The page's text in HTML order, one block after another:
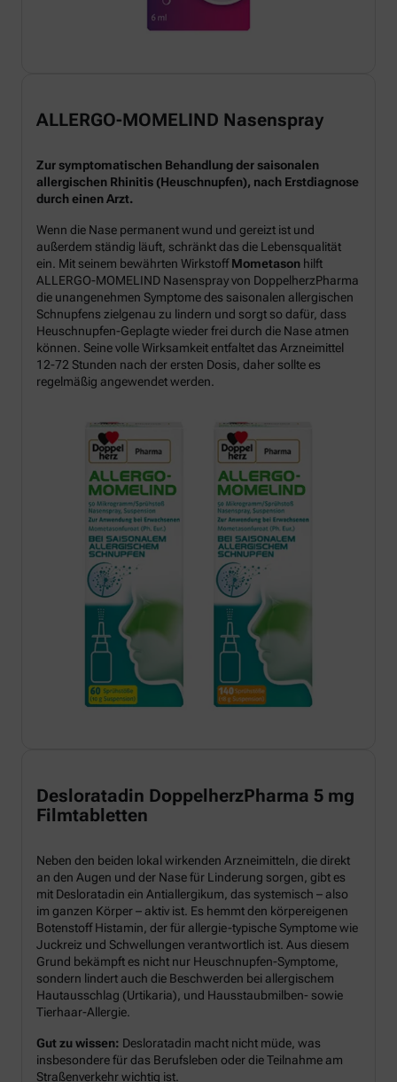
ALLERGO-MOMELIND Nasenspray
Zur symptomatischen Behandlung der saisonalen
allergischen Rhinitis (Heuschnupfen), nach Erstdiagnose
durch einen Arzt.
Wenn die Nase permanent wund und gereizt ist und
außerdem ständig läuft, schränkt das die Lebensqualität
ein. Mit seinem bewährten WirkstoffMometason hilft
ALLERGO-MOMELIND Nasenspray von DoppelherzPharma
die unangenehmen Symptome des saisonalen allergischen
Schnupfens zielgenau zu lindern und sorgt so dafür, dass
Heuschnupfen-Geplagte wieder frei durch die Nase atmen
können. Seine volle Wirksamkeit entfaltet das Arzneimittel
12-72 Stunden nach der ersten Dosis, daher sollte es
regelmäßig angewendet werden.
Desloratadin DoppelherzPharma 5 mg
Filmtabletten
Neben den beiden lokal wirkenden Arzneimitteln, die direkt
an den Augen und der Nase für Linderung sorgen, gibt es
mit Desloratadin ein Antiallergikum, das systemisch – also
im ganzen Körper – aktiv ist. Es hemmt den körpereigenen
Botenstoff Histamin, der für allergie-typische Symptome wie
Juckreiz und Schwellungen verantwortlich ist. Aus diesem
Grund bekämpft es nicht nur Heuschnupfen-Symptome,
sondern lindert auch die Beschwerden bei allergischem
Hautausschlag (Urtikaria), und Hausstaubmilben- sowie
Tierhaar-Allergie.
Gut zu wissen: Desloratadin macht nicht müde, was
insbesondere für das Berufsleben oder die Teilnahme am
Straßenverkehr wichtig ist.